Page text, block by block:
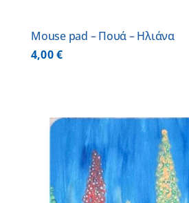
Mouse pad – Πουά – Ηλιάνα
4,00€